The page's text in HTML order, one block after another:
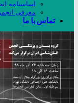
اساسنامه
معرفی
تماس با ما